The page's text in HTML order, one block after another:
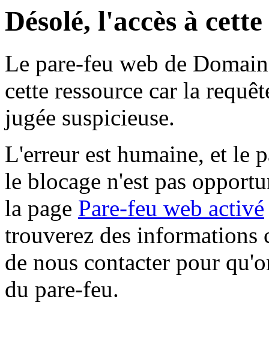
Désolé, l'accès à
Le pare-feu web de
cette ressource car la
jugée suspicieuse.
L'erreur est humaine, et le
le blocage n'est pas
la page Pare-feu web activé
trouverez des informations
de nous contacter pour
du pare-feu.